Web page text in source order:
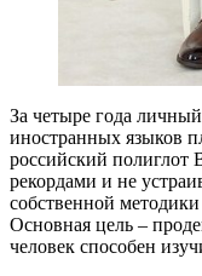
За четыре года
иностранных языков
российский полиглот
рекордами и не
собственной
Основная цель –
человек способен